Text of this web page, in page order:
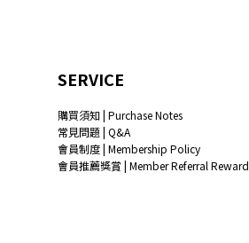
SERVICE
購買須知 | Purchase Notes
常見問題 | Q&A
會員制度 | Membership Policy
會員推薦獎賞 | Member Referral Reward